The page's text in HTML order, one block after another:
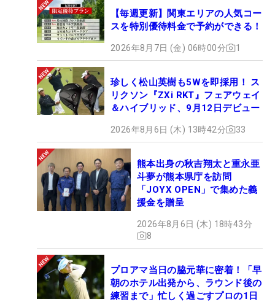
【毎週更新】関東エリアの人気コー
スを特別優待料金で予約ができる！
2026年8月7日 (金) 06時00分 1
珍しく松山英樹も5Wを即採用！ ス
リクソン『ZXi RKT』フェアウェイ
＆ハイブリッド、9月12日デビュー
2026年8月6日 (木) 13時42分 33
熊本出身の秋吉翔太と重永亜
斗夢が熊本県庁を訪問
「JOYX OPEN」で集めた義
援金を贈呈
2026年8月6日 (木) 18時43分
8
プロアマ当日の脇元華に密着！「早
朝のホテル出発から、ラウンド後の
練習まで」忙しく過ごすプロの1日